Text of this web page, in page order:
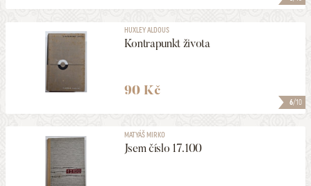
6/10
HUXLEY ALDOUS
Kontrapunkt života
90 Kč
MATYÁŠ MIRKO
Jsem číslo 17.100